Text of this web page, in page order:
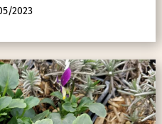
2023